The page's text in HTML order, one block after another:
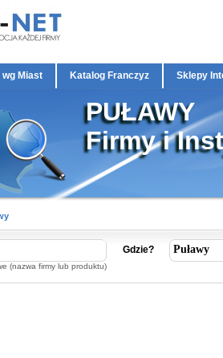
wg Miast Katalog Franczyz Sklepy
PUŁAWY
Firmy i
(nazwa firmy lub produktu)
Gdzie?